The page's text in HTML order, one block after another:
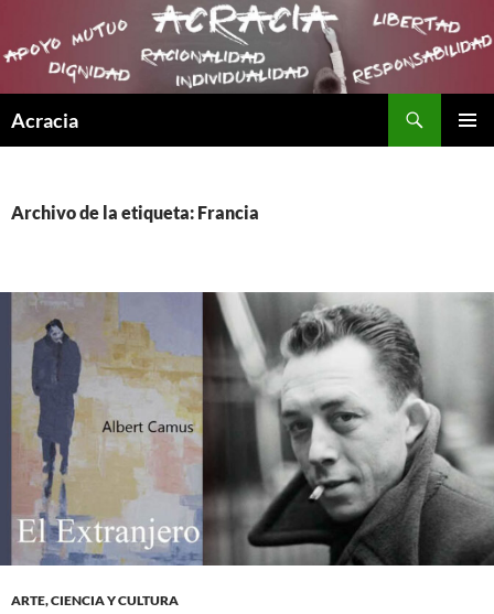
Acracia
Archivo de la etiqueta: Francia
ARTE, CIENCIA Y CULTURA